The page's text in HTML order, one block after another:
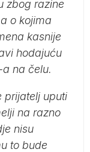
zbog razine
o kojima
kasnije
hodajuću
na čelu.
prijatelj uputi
na razno
nisu
to bude